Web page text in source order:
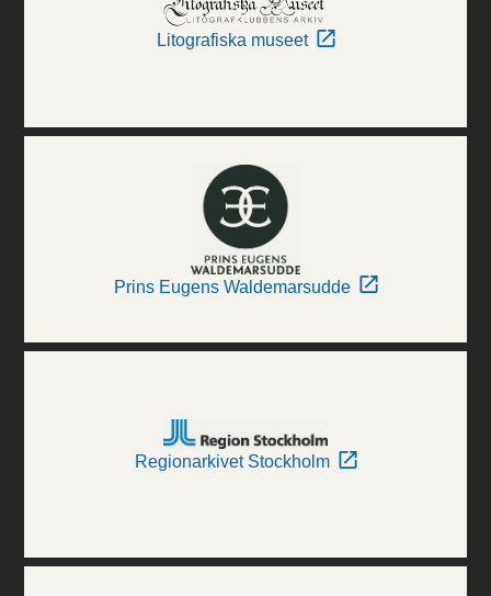
Litografiska museet
Prins Eugens Waldemarsudde
Regionarkivet Stockholm